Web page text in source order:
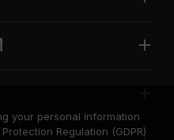
your personal information
Regulation (GDPR)